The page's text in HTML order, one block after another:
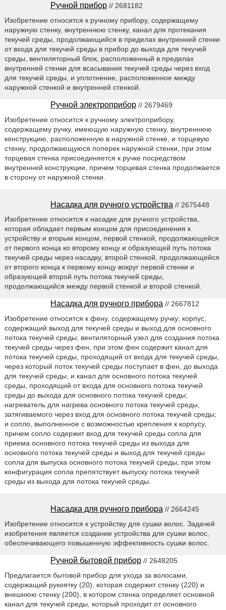
Ручной прибор // 2681182
Изобретение относится к ручному прибору, содержащему
наружную стенку, внутреннюю стенку, канал для протекания
текучей среды, продолжающийся в пределах внутренней стенки
от входа для текучей среды в прибор до выхода для текучей
среды, вентиляторный блок, расположенный в пределах
внутренней стенки для всасывания текучей среды через вход
для текучей среды, и уплотнение, расположенное между
наружной стенкой и внутренней стенкой.
Ручной электроприбор // 2679469
Изобретение относится к ручному электроприбору,
содержащему ручку, имеющую наружную стенку, внутреннюю
конструкцию, расположенную в наружной стенке, и торцевую
стенку, продолжающуюся поперек наружной стенки, при этом
торцевая стенка присоединяется к ручке посредством
внутренней конструкции, причем торцевая стенка продолжается
в сторону от наружной стенки.
Насадка для ручного устройства // 2675448
Изобретение относится к насадке для ручного устройства,
которая обладает первым концом для присоединения к
устройству и вторым концом, первой стенкой, продолжающейся
от первого конца ко второму концу и образующей путь потока
текучей среды через насадку, второй стенкой, продолжающейся
от второго конца к первому концу вокруг первой стенки и
образующей второй путь потока текучей среды,
продолжающийся между первой стенкой и второй стенкой.
Насадка для ручного прибора // 2667812
Изобретение относится к фену, содержащему ручку; корпус,
содержащий выход для текучей среды и выход для основного
потока текучей среды; вентиляторный узел для создания потока
текучей среды через фен, при этом фен содержит канал для
потока текучей среды, проходящий от входа для текучей среды,
через который поток текучей среды поступает в фен, до выхода
для текучей среды, и канал для основного потока текучей
среды, проходящий от входа для основного потока текучей
среды до выхода для основного потока текучей среды;
нагреватель для нагрева основного потока текучей среды,
затягиваемого через вход для основного потока текучей среды;
и сопло, выполненное с возможностью крепления к корпусу,
причем сопло содержит вход для текучей среды сопла для
приема основного потока текучей среды из выхода для
основного потока текучей среды и выход для текучей среды
сопла для выпуска основного потока текучей среды, при этом
конфигурация сопла препятствует выпуску потока текучей
среды из выхода для потока текучей среды.
Насадка для ручного прибора // 2664245
Изобретение относится к устройству для сушки волос. Задачей
изобретения является создание устройства для сушки волос,
обеспечивающего повышенную эффективность сушки волос.
Ручной бытовой прибор // 2648205
Предлагается бытовой прибор для ухода за волосами,
содержащий рукоятку (20), которая содержит стенку (220) и
внешнюю стенку (200), в котором стенка определяет основной
канал для текучей среды, который проходит от основного